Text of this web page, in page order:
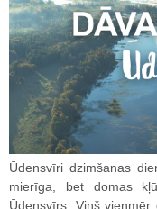
Ūdensvīri dzimšanas
mierīga, bet domas
Ūdensvīrs. Viņš